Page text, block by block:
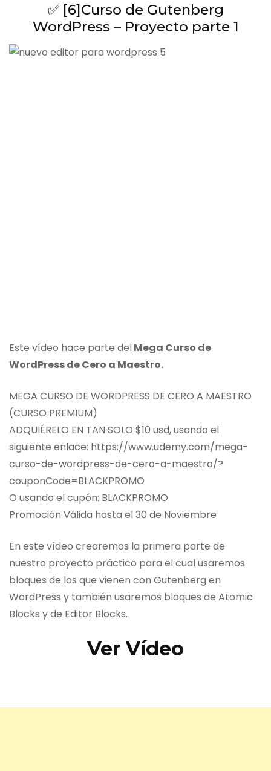
✅ [6]Curso de Gutenberg
WordPress – Proyecto parte 1
Este vídeo hace parte delMega Curso de
WordPress de Cero a Maestro.
MEGA CURSO DE WORDPRESS DE CERO A MAESTRO
(CURSO PREMIUM)
ADQUIÉRELO EN TAN SOLO $10 usd, usando el
siguiente enlace: https://www.udemy.com/mega-
curso-de-wordpress-de-cero-a-maestro/?
couponCode=BLACKPROMO
O usando el cupón: BLACKPROMO
Promoción Válida hasta el 30 de Noviembre
En este vídeo crearemos la primera parte de
nuestro proyecto práctico para el cual usaremos
bloques de los que vienen con Gutenberg en
WordPress y también usaremos bloques de Atomic
Blocks y de Editor Blocks.
Ver Vídeo